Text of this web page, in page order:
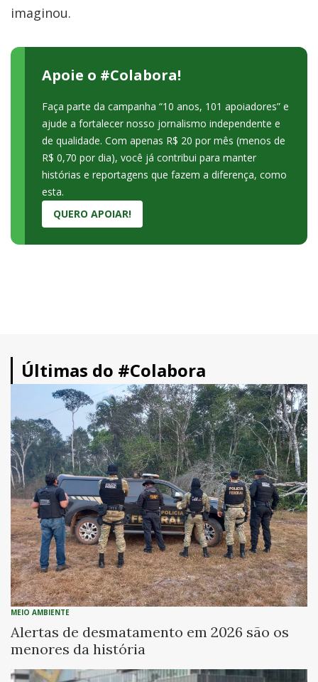
imaginou.
Apoie o #Colabora!
Faça parte da campanha “10 anos, 101 apoiadores” e
ajude a fortalecer nosso jornalismo independente e
de qualidade. Com apenas R$ 20 por mês (menos de
R$ 0,70 por dia), você já contribui para manter
histórias e reportagens que fazem a diferença, como
esta.
QUERO APOIAR!
Últimas do #Colabora
MEIO AMBIENTE
Alertas de desmatamento em 2026 são os
menores da história